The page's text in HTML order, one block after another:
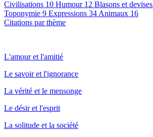
Civilisations 10 Humour 12 Blasons et devises
Toponymie 9 Expressions 34 Animaux 16
Citations par thème
L'amour et l'amitié
Le savoir et l'ignorance
La vérité et le mensonge
Le désir et l'esprit
La solitude et la société